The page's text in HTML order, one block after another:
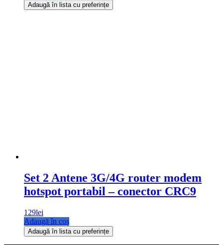
Adaugă în lista cu preferințe
Set 2 Antene 3G/4G router modem
hotspot portabil – conector CRC9
129lei
Adaugă în coș
Adaugă în lista cu preferințe